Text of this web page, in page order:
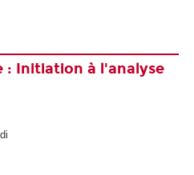
: Initiation à l'analyse